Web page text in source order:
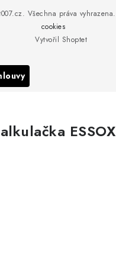
údajů
Vytvořil Shoptet
. Všechna práva vyhrazena.
cookies
ESSOX